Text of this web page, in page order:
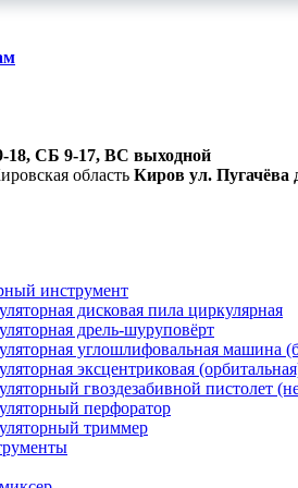
18, СБ 9-17, ВС выходной
область Киров ул. Пугачёва
инструмент
дисковая пила циркулярная
дрель-шуруповёрт
углошлифовальная машина
эксцентриковая
гвоздезабивной пистолет
перфоратор
триммер